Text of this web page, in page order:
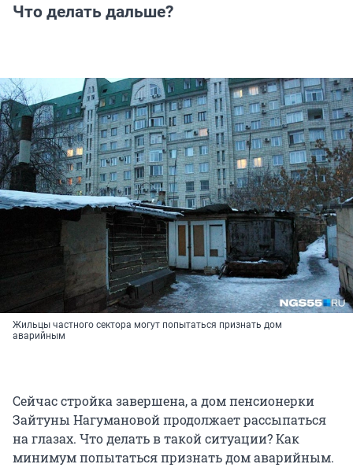
Что делать дальше?
Жильцы частного сектора могут попытаться признать дом
аварийным
Сейчас стройка завершена, а дом пенсионерки
Зайтуны Нагумановой продолжает рассыпаться
на глазах. Что делать в такой ситуации? Как
минимум попытаться признать дом аварийным.